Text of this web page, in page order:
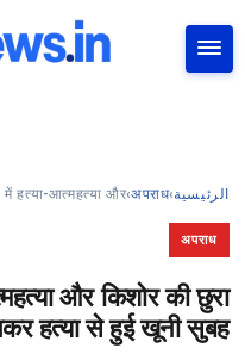
الرئيسية›
अपराध
›
में हत्या-आत्महत्या और…
अपराध
और किशोर की छुरा
हत्या से हुई खूनी सुबह